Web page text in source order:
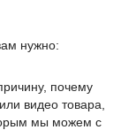
нужно:
почему
видео товара,
мы можем с